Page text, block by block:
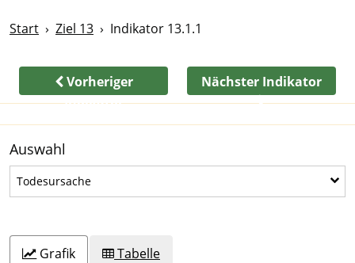
Start Ziel 13 Indikator 13.1.1
Vorheriger
Indikator
Nächster Indikator
Auswahl
TodesursacheTodesursache
Grafik Tabelle